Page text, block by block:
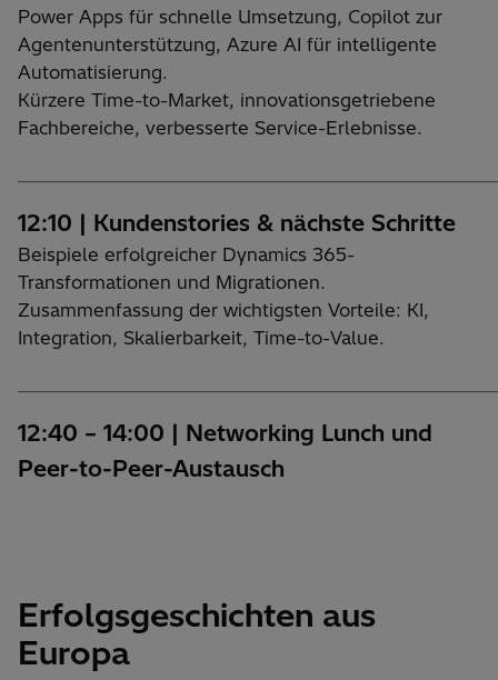
Power Apps für schnelle Umsetzung, Copilot zur
Agentenunterstützung, Azure AI für intelligente
Automatisierung.
Kürzere Time-to-Market, innovationsgetriebene
Fachbereiche, verbesserte Service-Erlebnisse.
12:10 | Kundenstories & nächste Schritte
Beispiele erfolgreicher Dynamics 365-
Transformationen und Migrationen.
Zusammenfassung der wichtigsten Vorteile: KI,
Integration, Skalierbarkeit, Time-to-Value.
12:40 – 14:00 | Networking Lunch und
Peer-to-Peer-Austausch
Erfolgsgeschichten aus
Europa